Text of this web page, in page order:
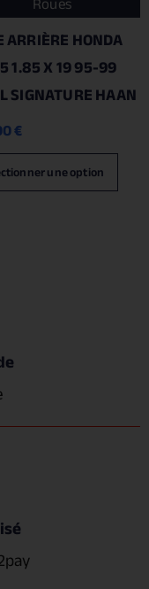
ARRIÈRE HONDA
1.85 X 19 95-99
SIGNATURE HAAN
€
une option